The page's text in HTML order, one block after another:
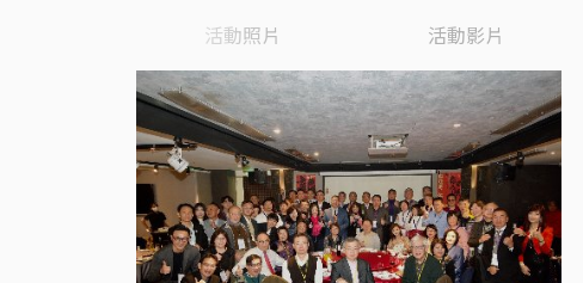
活動照片 活動影片